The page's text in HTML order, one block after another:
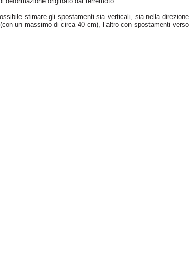
stimare gli spostamenti sia verticali, sia nella direzione
un massimo di circa 40 cm), l’altro con spostamenti verso